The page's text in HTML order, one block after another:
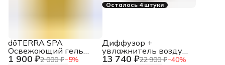
1 900 ₽2 000 ₽−5%
dōTERRA SPA
Освежающий гель
для душа Refreshing
Осталось 4 штуки
13 740 ₽22 900 ₽−40%
Диффузор +
увлажнитель воздуха
doTERRA Dawn Aroma